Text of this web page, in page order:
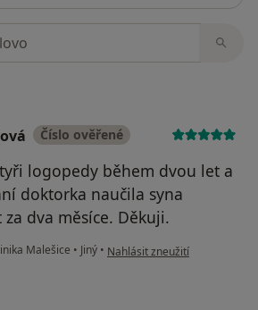
Číslo ověřené
logopedy během dvou let a
doktorka naučila syna
dva měsíce. Děkuji.
Malešice • Jiný • podle názoru uživatele
Nahlásit zneužití